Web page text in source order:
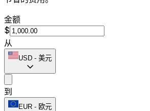
金额
$
从
USD - 美元
到
EUR - 欧元